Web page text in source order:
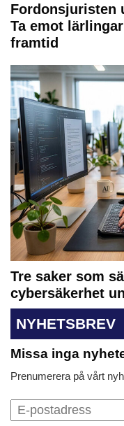
Fordonsjuristen
Ta emot
framtid
Tre saker som
cybersäkerhet
NYHETSBREV
Missa inga
Prenumerera på vårt